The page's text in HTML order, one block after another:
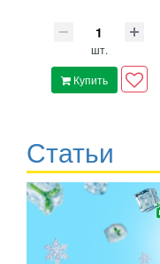
шт.
Купить
Статьи